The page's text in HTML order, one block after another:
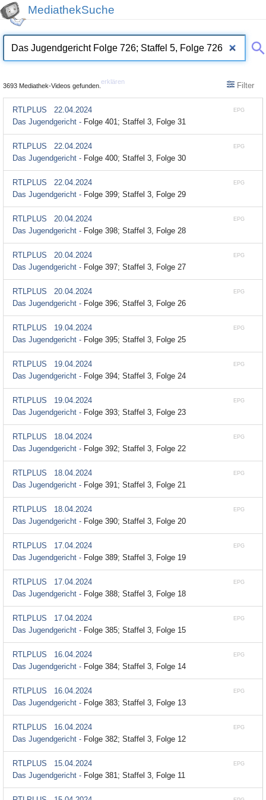
MediathekSuche
3693 Mediathek-Videos gefunden.
erklären Filter
EPG
RTLPLUS
22.04.2024
Das Jugendgericht - Folge 401; Staffel 3, Folge 31
EPG
RTLPLUS
22.04.2024
Das Jugendgericht - Folge 400; Staffel 3, Folge 30
EPG
RTLPLUS
22.04.2024
Das Jugendgericht - Folge 399; Staffel 3, Folge 29
EPG
RTLPLUS
20.04.2024
Das Jugendgericht - Folge 398; Staffel 3, Folge 28
EPG
RTLPLUS
20.04.2024
Das Jugendgericht - Folge 397; Staffel 3, Folge 27
EPG
RTLPLUS
20.04.2024
Das Jugendgericht - Folge 396; Staffel 3, Folge 26
EPG
RTLPLUS
19.04.2024
Das Jugendgericht - Folge 395; Staffel 3, Folge 25
EPG
RTLPLUS
19.04.2024
Das Jugendgericht - Folge 394; Staffel 3, Folge 24
EPG
RTLPLUS
19.04.2024
Das Jugendgericht - Folge 393; Staffel 3, Folge 23
EPG
RTLPLUS
18.04.2024
Das Jugendgericht - Folge 392; Staffel 3, Folge 22
EPG
RTLPLUS
18.04.2024
Das Jugendgericht - Folge 391; Staffel 3, Folge 21
EPG
RTLPLUS
18.04.2024
Das Jugendgericht - Folge 390; Staffel 3, Folge 20
EPG
RTLPLUS
17.04.2024
Das Jugendgericht - Folge 389; Staffel 3, Folge 19
EPG
RTLPLUS
17.04.2024
Das Jugendgericht - Folge 388; Staffel 3, Folge 18
EPG
RTLPLUS
17.04.2024
Das Jugendgericht - Folge 385; Staffel 3, Folge 15
EPG
RTLPLUS
16.04.2024
Das Jugendgericht - Folge 384; Staffel 3, Folge 14
EPG
RTLPLUS
16.04.2024
Das Jugendgericht - Folge 383; Staffel 3, Folge 13
EPG
RTLPLUS
16.04.2024
Das Jugendgericht - Folge 382; Staffel 3, Folge 12
EPG
RTLPLUS
15.04.2024
Das Jugendgericht - Folge 381; Staffel 3, Folge 11